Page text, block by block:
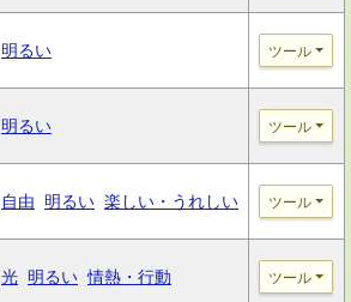
明るい ツール
明るい ツール
自由 明るい 楽しい・うれしい ツール
光 明るい 情熱・行動 ツール